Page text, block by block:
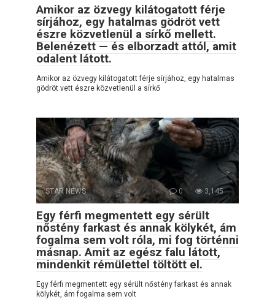
Amikor az özvegy kilátogatott férje
sírjához, egy hatalmas gödröt vett
észre közvetlenül a sírkő mellett.
Belenézett — és elborzadt attól, amit
odalent látott.
Amikor az özvegy kilátogatott férje sírjához, egy hatalmas
gödröt vett észre közvetlenül a sírkő
STAR NEWS 0 3,145
Egy férfi megmentett egy sérült
nőstény farkast és annak kölykét, ám
fogalma sem volt róla, mi fog történni
másnap. Amit az egész falu látott,
mindenkit rémülettel töltött el.
Egy férfi megmentett egy sérült nőstény farkast és annak
kölykét, ám fogalma sem volt